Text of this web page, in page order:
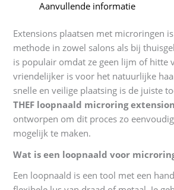
Professionele
aantal
Aanvullende informatie
Extensions plaatsen met microringen
methode in zowel salons als bij
is populair omdat ze geen lijm of hitte
vriendelijker is voor het natuurlijke
snelle en veilige plaatsing is de juiste
THEF loopnaald microring
ontworpen om dit proces zo
mogelijk te maken.
Wat is een loopnaald voor
Een loopnaald is een tool met een